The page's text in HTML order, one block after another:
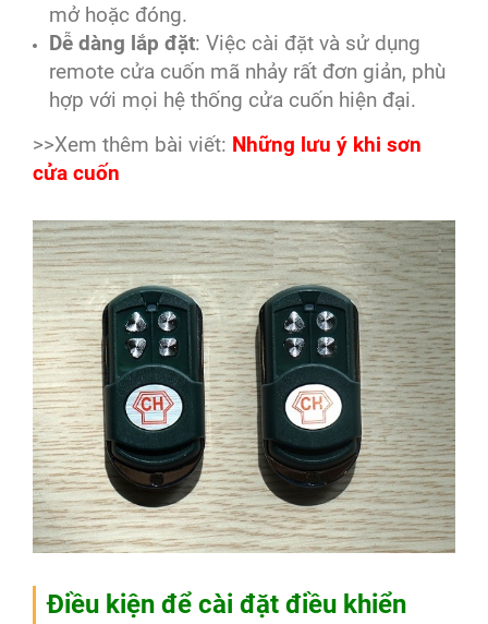
mở hoặc đóng.
Dễ dàng lắp đặt: Việc cài đặt và sử dụng
remote cửa cuốn mã nhảy rất đơn giản, phù
hợp với mọi hệ thống cửa cuốn hiện đại.
>>Xem thêm bài viết: Những lưu ý khi sơn
cửa cuốn
Điều kiện để cài đặt điều khiển